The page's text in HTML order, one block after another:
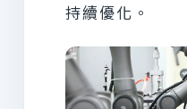
持續優化。